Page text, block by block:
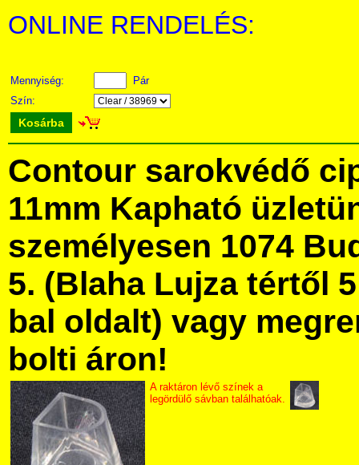
ONLINE RENDELÉS:
Mennyiség:
Pár
Szín:
Kosárba
Contour sarokvédő
11mm Kapható
személyesen 1074
5. (Blaha Lujza tértől
bal oldalt) vagy
bolti áron!
A raktáron lévő színek a
legördülő sávban találhatóak.